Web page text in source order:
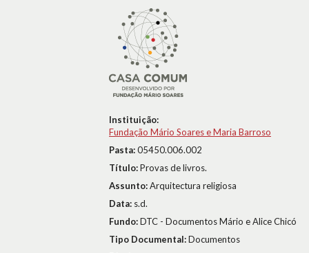
Instituição:
Fundação Mário Soares e Maria Barroso
Pasta:05450.006.002
Título:Provas de livros.
Assunto:Arquitectura religiosa
Data: s.d.
Fundo:DTC - Documentos Mário e Alice Chicó
Tipo Documental:Documentos